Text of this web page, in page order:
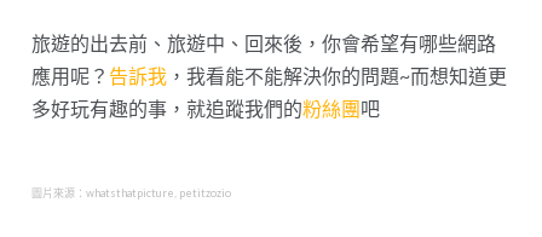
旅遊的出去前、旅遊中、回來後，你會希望有哪些網路
應用呢？ 告訴我 ，我看能不能解決你的問題~而想知道更
多好玩有趣的事，就追蹤我們的粉絲團吧
圖片來源：whatsthatpicture petitzozio